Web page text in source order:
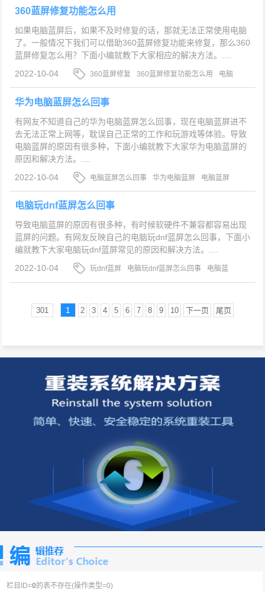
360蓝屏修复功能怎么用
如果电脑蓝屏后，如果不及时修复的话，那就无法正常使用电脑
了。一般情况下我们可以借助360蓝屏修复功能来修复，那么360
蓝屏修复怎么用？下面小编就教下大家相应的解决方法。....
2022-10-04
360蓝屏修复 360蓝屏修复功能怎么用
电脑
蓝屏
华为电脑蓝屏怎么回事
有网友不知道自己的华为电脑蓝屏怎么回事，现在电脑蓝屏进不
去无法正常上网等，耽误自己正常的工作和玩游戏等体验。导致
电脑蓝屏的原因有很多种，下面小编就教下大家华为电脑蓝屏的
原因和解决方法。....
2022-10-04
电脑蓝屏怎么回事 华为电脑蓝屏 电脑蓝屏
电脑玩dnf蓝屏怎么回事
导致电脑蓝屏的原因有很多种，有时候软硬件不兼容都容易出现
蓝屏的问题。有网友反映自己的电脑玩dnf蓝屏怎么回事，下面小
编就教下大家电脑玩dnf蓝屏常见的原因和解决方法。....
2022-10-04
玩dnf蓝屏 电脑玩dnf蓝屏怎么回事
电脑蓝
屏
301 1 2 3 4 5 6 7 8 9 10 下一页 尾页
栏目ID=0 的表不存在(操作类型=0)